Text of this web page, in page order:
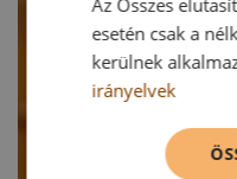
Az Összes
esetén csak a
kerülnek
irányelvek